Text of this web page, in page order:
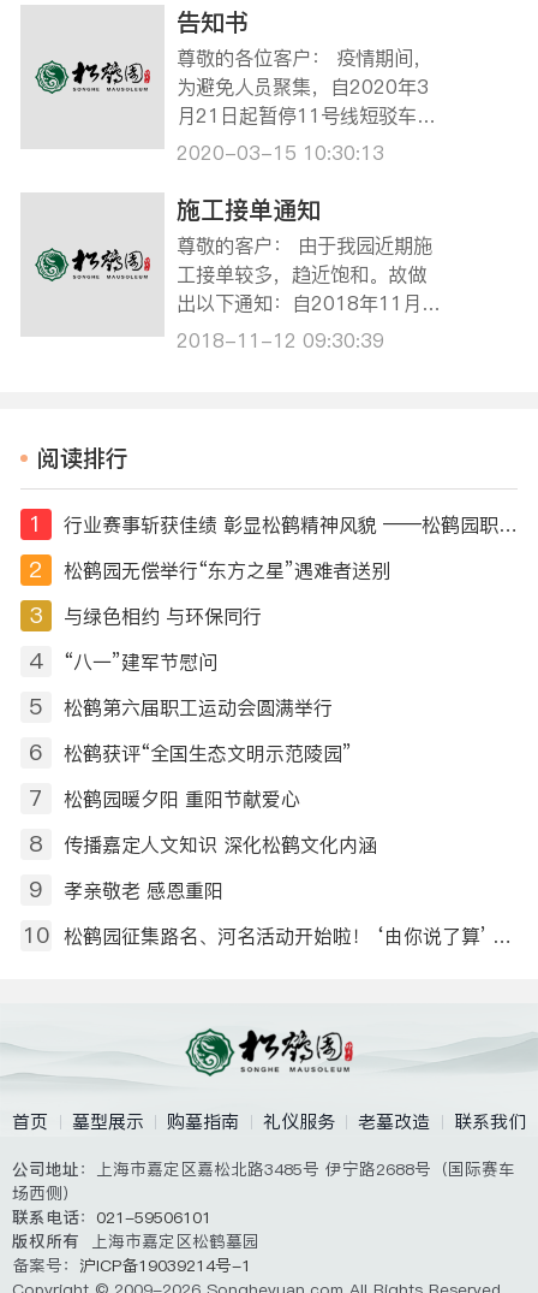
提前致电预约。龙华班车预约
电话：13681636018（陆女
士）；宝兴班车预约电话：02
1-56902674。 ☆3月30日，
4月6日龙华、宝兴班车…
告知书
尊敬的各位客户： 疫情期间，
为避免人员聚集，自2020年3
月21日起暂停11号线短驳车服
务，建议已经预约好落葬的客
敬请谅解。 本墓园清明期间预
约祭扫日期为2020年3月28日
至4月12日，将于3月26日开通
微信预约祭扫服务，关注“上海
松鹤…
2020-03-15 10:30:13
施工接单通知
尊敬的客户： 由于我园近期施
工接单较多，趋近饱和。故做
出以下通知：自2018年11月1
9日起在我园业务厅办理业务接
2018-11-12 09:30:39
阅读排行
1 行业赛事斩获佳绩 彰显松鹤精神风貌 ——松鹤园职工摘得第十届全国民政行业职业技能竞赛荣誉
2 松鹤园无偿举行“东方之星”遇难者送别
3 与绿色相约 与环保同行
4 “八一”建军节慰问
5 松鹤第六届职工运动会圆满举行
6 松鹤获评“全国生态文明示范陵园”
7 松鹤园暖夕阳 重阳节献爱心
8 传播嘉定人文知识 深化松鹤文化内涵
9 孝亲敬老 感恩重阳
10 松鹤园征集路名、河名活动开始啦！ ‘由你说了算’ ——命名征集令
首页 墓型展示 购墓指南 礼仪服务 老墓改造 联系我们
公司地址：上海市嘉定区嘉松北路3485号 伊宁路2688号（国际赛车
场西侧）
联系电话： 021-59506101
版权所有 上海市嘉定区松鹤墓园
备案号： 沪ICP备19039214号-1